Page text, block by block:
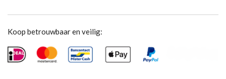
Koop betrouwbaar en veilig: